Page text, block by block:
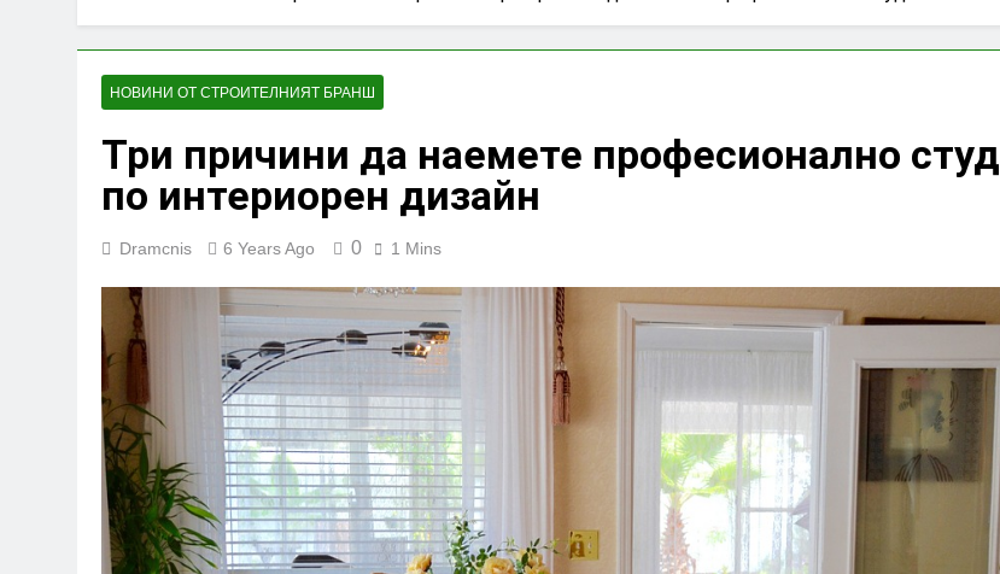
НОВИНИ ОТ СТРОИТЕЛНИЯТ БРАНШ
Три причини да наемете професионално
по интериорен дизайн
Dramcnis 6 Years Ago 0 1 Mins